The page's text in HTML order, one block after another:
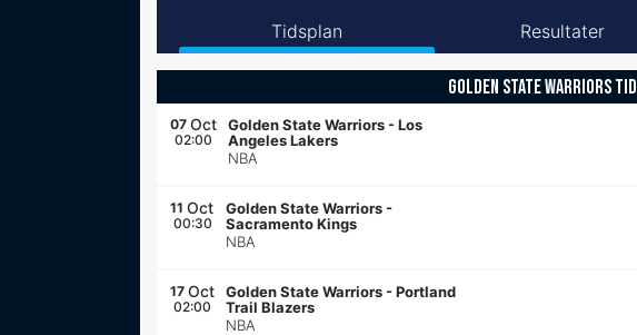
Tidsplan Resultater
GOLDEN STATE WARRIORS
07 Oct
02:00
Golden State Warriors -Los
Angeles Lakers
NBA
11 Oct
00:30
Golden State Warriors -
Sacramento Kings
NBA
17 Oct
02:00
Golden State Warriors -Portland
Trail Blazers
NBA